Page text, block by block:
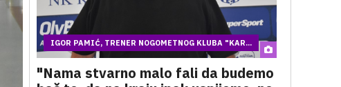
IGOR PAMIĆ, TRENER NOGOMETNOG KLUBA "KAR...
"Nama stvarno malo fali da budemo